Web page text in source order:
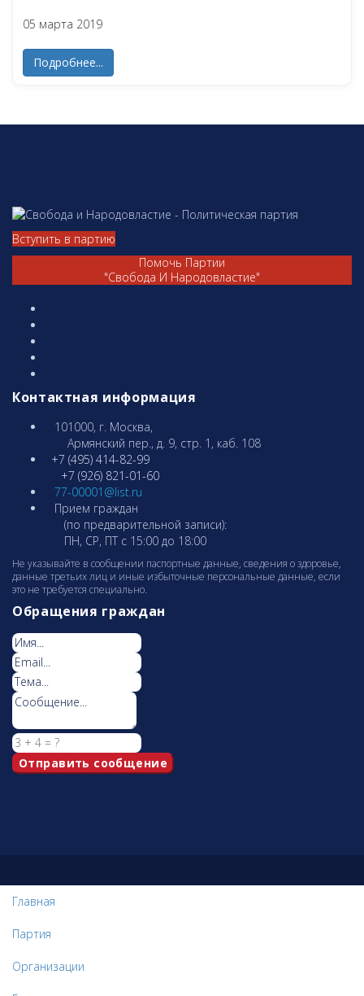
05 марта 2019
Подробнее...
Вступить в партию
Помочь Партии
"Свобода И Народовластие"
Контактная информация
101000, г. Москва,
Армянcкий пер., д. 9, стр. 1, каб. 108
+7 (495) 414-82-99
+7 (926) 821-01-60
77-00001@list.ru
Прием граждан
(по предварительной записи):
ПН, СР, ПТ с 15:00 до 18:00
Не указывайте в сообщении паспортные данные, сведения о здоровье,
данные третьих лиц и иные избыточные персональные данные, если
это не требуется специально.
Обращения граждан
Главная
Партия
Организации